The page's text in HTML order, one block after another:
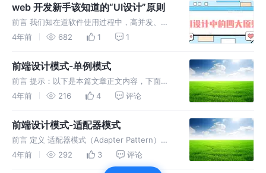
web 开发新手该知道的“UI设计”原则
前言 我们知在道软件使用过程中，高并发、高
可用、数据稳定性和数据安全性等能力保证了软
障，而对于前端开发的同学而言，软件的页面呈
现、交互体验和性能的优化这些能力
4年前 682 1 1
前端设计模式-单例模式
前言 提示：以下是本篇文章正文内容，下面案
例可供参考 单例模式的含义 1、单例类只能有一
例。 3、单例类必须给所有其他对象提供这一实
例。 保证一个类仅有一个
4年前 216 4 评论
前端设计模式-适配器模式
前言 定义 适配器模式（Adapter Pattern）是
作为两个不兼容的接口之间的桥梁。这种类型的
设计模式属于结构型模式，它结合了两个独立接
4年前 292 3 评论